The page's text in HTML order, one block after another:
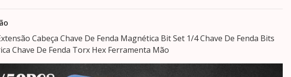
Cabeça Chave De Fenda Magnética Bit Set 1/4 Chave De Fenda Bits
Chave De Fenda Torx Hex Ferramenta Mão